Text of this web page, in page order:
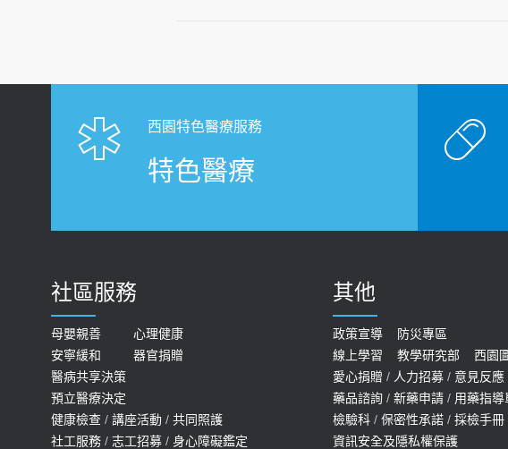
西園特色醫療服務
特色醫療
社區服務
母嬰親善
心理健康
安寧緩和
器官捐贈
醫病共享決策
預立醫療決定
健康檢查 / 講座活動 / 共同照護
社工服務 / 志工招募 / 身心障礙鑑定
其他
政策宣導
防災專區
線上學習
教學研究部
西園
愛心捐贈 / 人力招募 / 意見反應
藥品諮詢 / 新藥申請 / 用藥指導
檢驗科 / 保密性承諾 / 採檢手冊
資訊安全及隱私權保護